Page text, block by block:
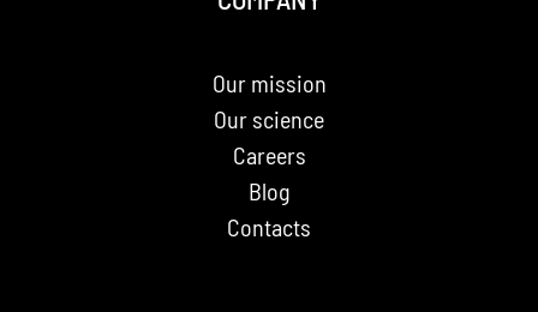
Our mission
Our science
Careers
Blog
Contacts